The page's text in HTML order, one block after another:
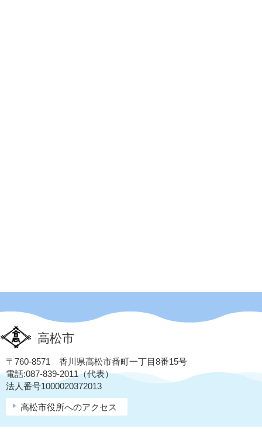
高松市
〒760-8571 香川県高松市番町一丁目8番15号
電話:087-839-2011（代表）
法人番号1000020372013
高松市役所へのアクセス